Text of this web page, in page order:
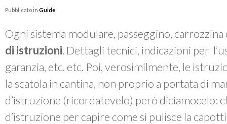
Pubblicato in Guide
Ogni sistema modulare, passeggino,
di istruzioni. Dettagli tecnici, indicazioni per
garanzia, etc. etc. Poi, verosimilmente, le
la scatola in cantina, non proprio a portata di
d’istruzione (ricordatevelo) però diciamocelo:
d’istruzione per capire come si pulisce la